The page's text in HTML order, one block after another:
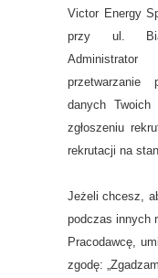
Victor Energy
przy ul.
przetwarzanie
danych Twoich
zgłoszeniu
rekrutacji na
Jeżeli chcesz,
podczas innych
Pracodawcę,
zgodę: